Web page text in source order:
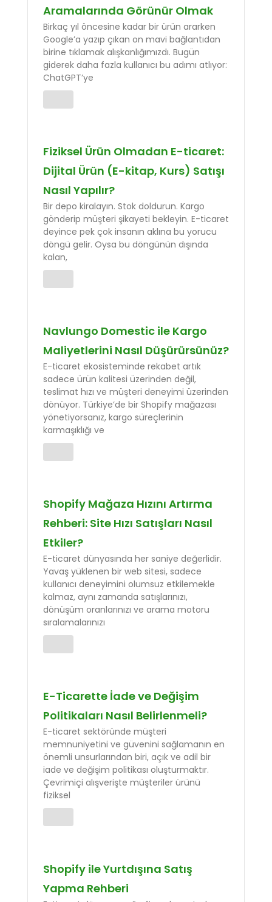
Aramalarında Görünür Olmak
Birkaç yıl öncesine kadar bir ürün ararken
Google’a yazıp çıkan on mavi bağlantıdan
birine tıklamak alışkanlığımızdı. Bugün
giderek daha fazla kullanıcı bu adımı atlıyor:
ChatGPT’ye
Fiziksel Ürün Olmadan E-ticaret:
Dijital Ürün (E-kitap, Kurs) Satışı
Nasıl Yapılır?
Bir depo kiralayın. Stok doldurun. Kargo
gönderip müşteri şikayeti bekleyin. E-ticaret
deyince pek çok insanın aklına bu yorucu
döngü gelir. Oysa bu döngünün dışında
kalan,
Navlungo Domestic ile Kargo
Maliyetlerini Nasıl Düşürürsünüz?
E-ticaret ekosisteminde rekabet artık
sadece ürün kalitesi üzerinden değil,
teslimat hızı ve müşteri deneyimi üzerinden
dönüyor. Türkiye’de bir Shopify mağazası
yönetiyorsanız, kargo süreçlerinin
karmaşıklığı ve
Shopify Mağaza Hızını Artırma
Rehberi: Site Hızı Satışları Nasıl
Etkiler?
E-ticaret dünyasında her saniye değerlidir.
Yavaş yüklenen bir web sitesi, sadece
kullanıcı deneyimini olumsuz etkilemekle
kalmaz, aynı zamanda satışlarınızı,
dönüşüm oranlarınızı ve arama motoru
sıralamalarınızı
E-Ticarette İade ve Değişim
Politikaları Nasıl Belirlenmeli?
E-ticaret sektöründe müşteri
memnuniyetini ve güvenini sağlamanın en
önemli unsurlarından biri, açık ve adil bir
iade ve değişim politikası oluşturmaktır.
Çevrimiçi alışverişte müşteriler ürünü
fiziksel
Shopify ile Yurtdışına Satış
Yapma Rehberi